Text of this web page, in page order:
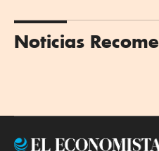
Noticias